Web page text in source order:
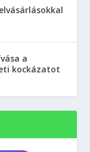
a
kockázatot